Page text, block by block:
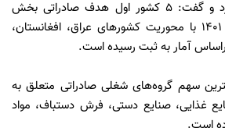
دولت سیزدهم عنوان کرد و گفت: ۵ کشور اول هدف صادراتی بخش
تعاون در نیمه اول سال ۱۴۰۱ با محوریت کشور‌های عراق، افغانستان،
آمار به ثبت رسیده است.
سهم گروه‌های شغلی صادراتی متعلق به
غذایی، صنایع دستی، فرش دستباف، مواد
است.